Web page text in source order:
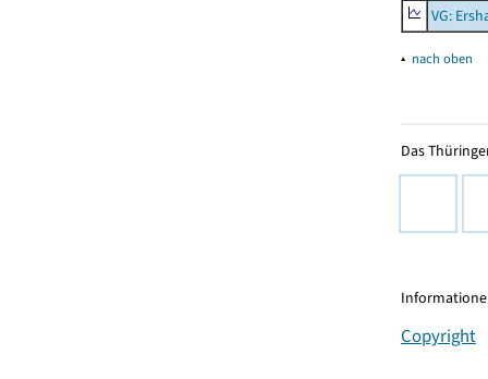
VG:
▴ nach oben
Das
Copyright